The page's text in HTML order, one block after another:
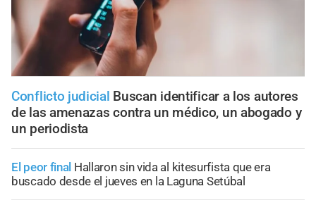
Conflicto judicial Buscan identificar a los autores
de las amenazas contra un médico, un abogado y
un periodista
El peor final Hallaron sin vida al kitesurfista que era
buscado desde el jueves en la Laguna Setúbal